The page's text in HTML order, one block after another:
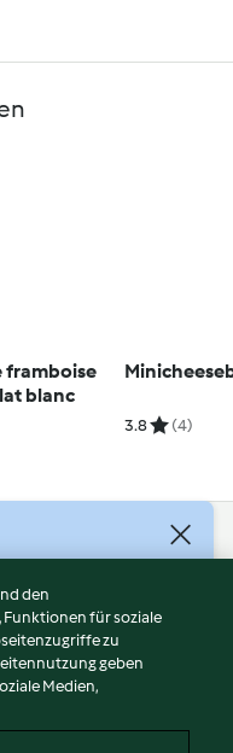
framboise
blanc
3.8 (4)
den
Funktionen für soziale
zu
geben
Medien,